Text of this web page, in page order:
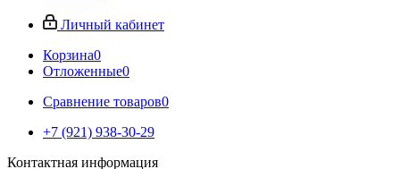
Личный кабинет
Корзина0
Отложенные0
Сравнение товаров0
+7 (921) 938-30-29
Контактная информация